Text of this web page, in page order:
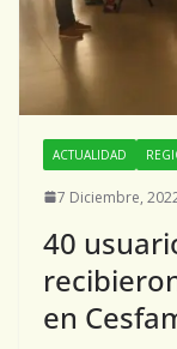
ACTUALIDAD
7 Diciembre,
40
en